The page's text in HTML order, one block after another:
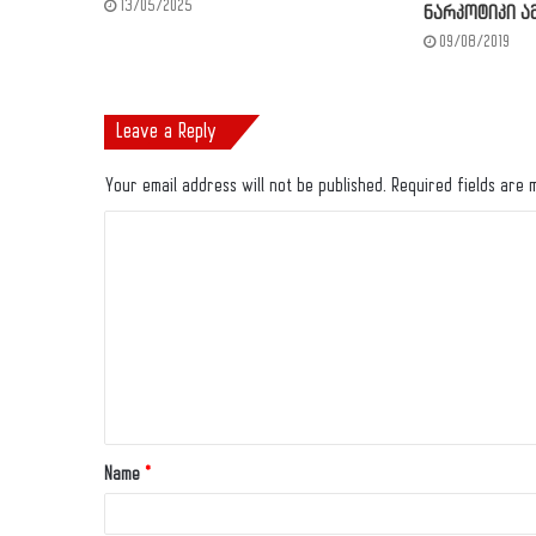
13/05/2025
ნარკოტიკი
09/08/2019
Leave a Reply
Your email address will not be published. Required fields are
Name *